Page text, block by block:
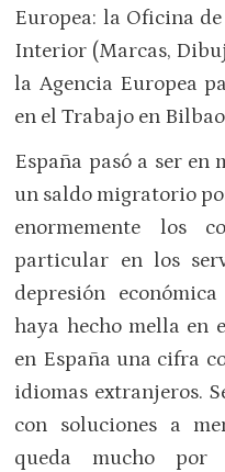
Europea: la Oficina
Interior (Marcas,
la Agencia Europea
en el Trabajo en
España pasó a ser en
un saldo migratorio
enormemente los
particular en los
depresión
haya hecho mella en
en España una cifra
idiomas extranjeros.
con soluciones a
queda mucho